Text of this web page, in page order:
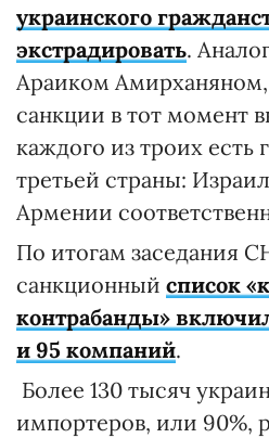
украинского
экстрадировать.
Араиком Амирханяном,
санкции в тот момент
каждого из троих есть
третьей страны:
Армении
По итогам заседания
санкционный список
контрабанды»
и 95 компаний.
Более 130 тысяч
импортеров, или 90%,